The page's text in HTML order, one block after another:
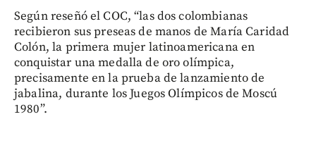
Según reseñó el COC, “las dos colombianas
recibieron sus preseas de manos de María Caridad
Colón, la primera mujer latinoamericana en
conquistar una medalla de oro olímpica,
precisamente en la prueba de lanzamiento de
jabalina, durante los Juegos Olímpicos de Moscú
1980”.